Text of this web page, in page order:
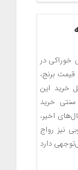
خوراکی در
برنج،
خرید این
خرید
اخیر،
نیز رواج
دارد